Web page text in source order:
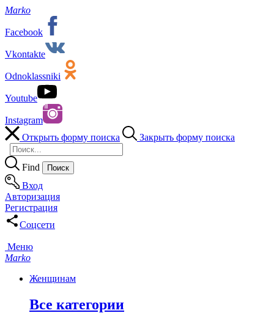
Marko
Facebook
Vkontakte
Odnoklassniki
Youtube
Instagram
Открыть форму поиска
Закрыть форму поиска
Find
Вход
Авторизация
Регистрация
Соцсети
Меню
Marko
Женщинам
Все категории